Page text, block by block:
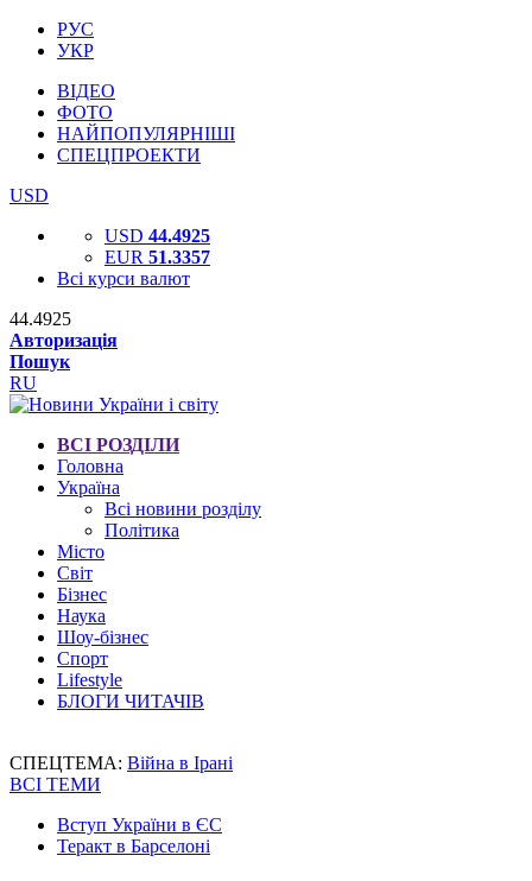
РУС
УКР
ВІДЕО
ФОТО
НАЙПОПУЛЯРНІШІ
СПЕЦПРОЕКТИ
USD
USD 44.4925
EUR 51.3357
Всі курси валют
44.4925
Авторизація
Пошук
RU
ВСІ РОЗДІЛИ
Головна
Україна
Всі новини розділу
Політика
Місто
Світ
Бізнес
Наука
Шоу-бізнес
Спорт
Lifestyle
БЛОГИ ЧИТАЧІВ
СПЕЦТЕМА: Війна в Ірані
ВСІ ТЕМИ
Вступ України в ЄС
Теракт в Барселоні